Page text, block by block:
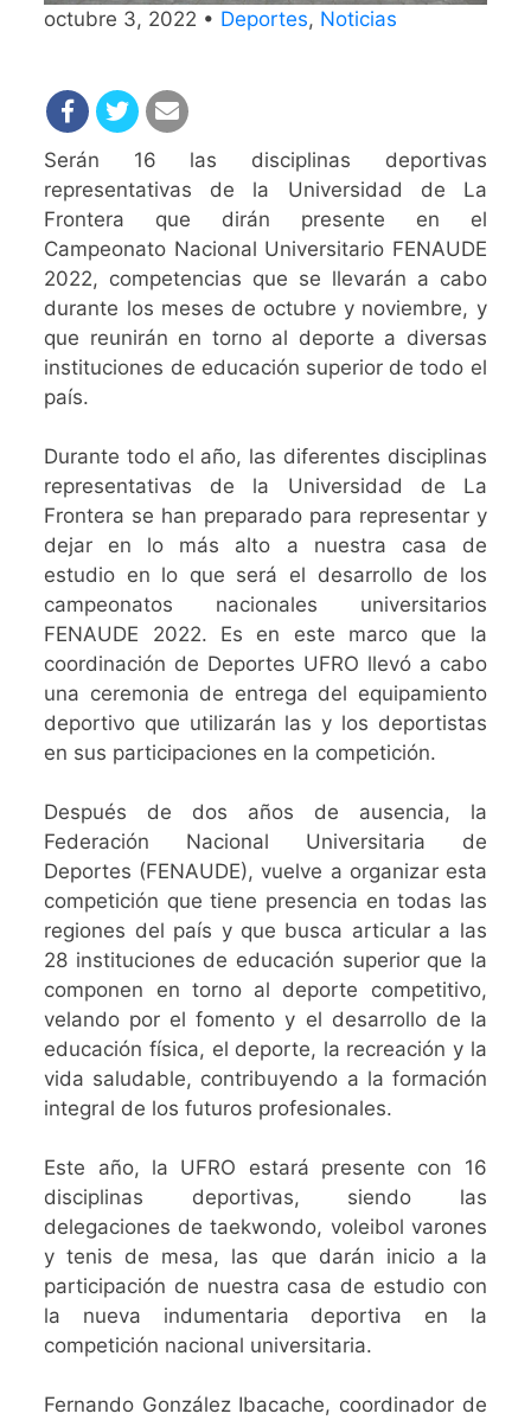
octubre 3, 2022 • Deportes, Noticias
Serán 16 las disciplinas deportivas
representativas de la Universidad de La
Frontera que dirán presente en el
Campeonato Nacional Universitario FENAUDE
2022, competencias que se llevarán a cabo
durante los meses de octubre y noviembre, y
que reunirán en torno al deporte a diversas
instituciones de educación superior de todo el
país.
Durante todo el año, las diferentes disciplinas
representativas de la Universidad de La
Frontera se han preparado para representar y
dejar en lo más alto a nuestra casa de
estudio en lo que será el desarrollo de los
campeonatos nacionales universitarios
FENAUDE 2022. Es en este marco que la
coordinación de Deportes UFRO llevó a cabo
una ceremonia de entrega del equipamiento
deportivo que utilizarán las y los deportistas
en sus participaciones en la competición.
Después de dos años de ausencia, la
Federación Nacional Universitaria de
Deportes (FENAUDE), vuelve a organizar esta
competición que tiene presencia en todas las
regiones del país y que busca articular a las
28 instituciones de educación superior que la
componen en torno al deporte competitivo,
velando por el fomento y el desarrollo de la
educación física, el deporte, la recreación y la
vida saludable, contribuyendo a la formación
integral de los futuros profesionales.
Este año, la UFRO estará presente con 16
disciplinas deportivas, siendo las
delegaciones de taekwondo, voleibol varones
y tenis de mesa, las que darán inicio a la
participación de nuestra casa de estudio con
la nueva indumentaria deportiva en la
competición nacional universitaria.
Fernando González Ibacache, coordinador de